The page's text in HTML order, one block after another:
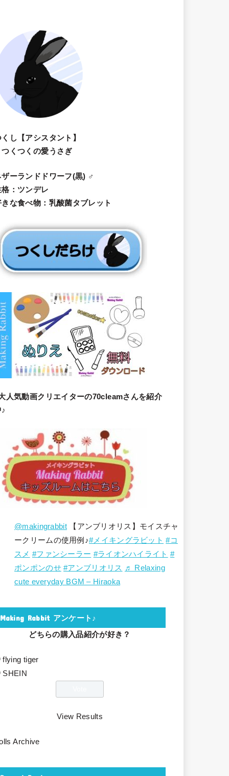
くし【アシスタント】
つくつくの愛うさぎ
ザーランドドワーフ(黒) ♂
格：ツンデレ
きな食べ物：乳酸菌タブレット
人気動画クリエイターの70cleamさんを紹介
@makingrabbit【アンブリオリス】モイスチャ
ークリームの使用例♪#メイキングラビット #コ
スメ #ファンシーラー #ライオンハイライト #
ポンポンのせ #アンブリオリス ♬ Relaxing
cute everyday BGM – Hiraoka
Making Rabbit アンケート♪
どちらの購入品紹介が好き？
flying tiger
SHEIN
View Results
Archive